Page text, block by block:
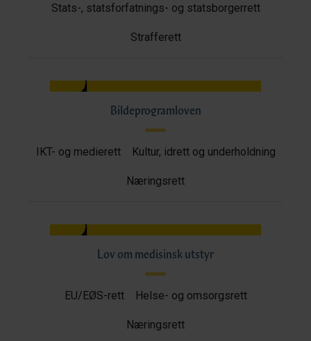
Stats-, statsforfatnings- og statsborgerrett
Strafferett
Bildeprogramloven
IKT- og medierett Kultur, idrett og underholdning
Næringsrett
Lov om medisinsk utstyr
EU/EØS-rett Helse- og omsorgsrett
Næringsrett